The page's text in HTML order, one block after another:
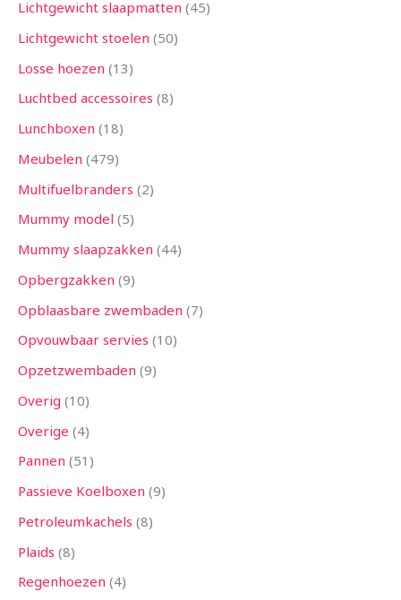
Lichtgewicht slaapmatten 45
Lichtgewicht stoelen 50
Losse hoezen 13
Luchtbed accessoires 8
Lunchboxen 18
Meubelen 479
Multifuelbranders 2
Mummy model 5
Mummy slaapzakken 44
Opbergzakken 9
Opblaasbare zwembaden 7
Opvouwbaar servies 10
Opzetzwembaden 9
Overig 10
Overige 4
Pannen 51
Passieve Koelboxen 9
Petroleumkachels 8
Plaids 8
Regenhoezen 4